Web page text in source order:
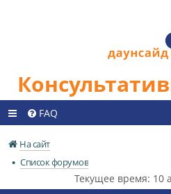
FAQ
На сайт
Список форумов
Текущее время: 10